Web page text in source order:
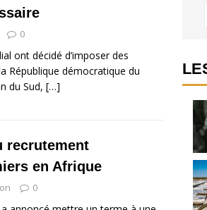
0
ont décidé d’imposer des
République démocratique du
du Sud, […]
recrutement
en Afrique
0